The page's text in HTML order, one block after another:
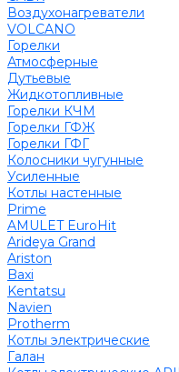
Воздухонагреватели
VOLCANO
Горелки
Атмосферные
Дутьевые
Жидкотопливные
Горелки КЧМ
Горелки ГФЖ
Горелки ГФГ
Колосники чугунные
Усиленные
Котлы настенные
Prime
AMULET EuroHit
Arideya Grand
Ariston
Baxi
Kentatsu
Navien
Protherm
Котлы электрические
Галан